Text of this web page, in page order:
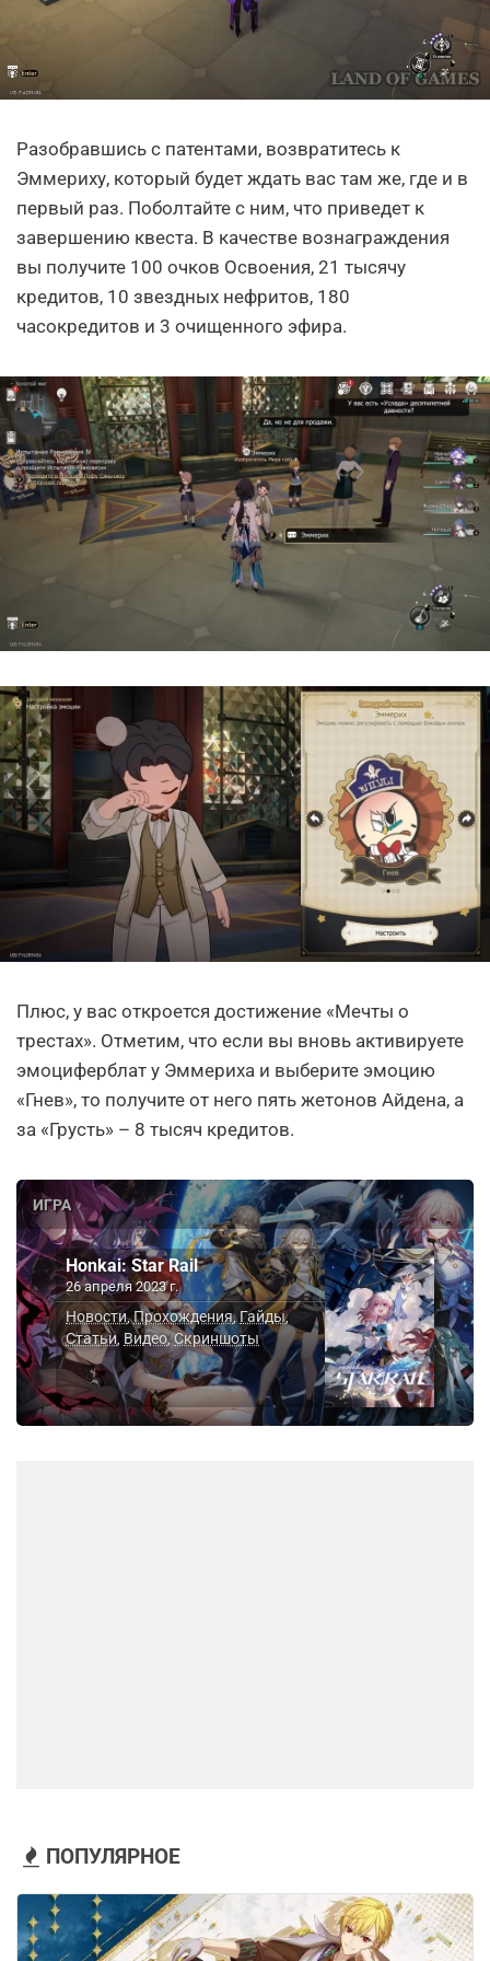
Разобравшись с патентами, возвратитесь к
Эммериху, который будет ждать вас там же, где и в
первый раз. Поболтайте с ним, что приведет к
завершению квеста. В качестве вознаграждения
вы получите 100 очков Освоения, 21 тысячу
кредитов, 10 звездных нефритов, 180
часокредитов и 3 очищенного эфира.
Плюс, у вас откроется достижение «Мечты о
трестах». Отметим, что если вы вновь активируете
эмоциферблат у Эммериха и выберите эмоцию
«Гнев», то получите от него пять жетонов Айдена, а
за «Грусть» – 8 тысяч кредитов.
ИГРА
Honkai: Star Rail
26 апреля 2023 г.
Новости,Прохождения, Гайды,
Статьи, Видео,Скриншоты
ПОПУЛЯРНОЕ